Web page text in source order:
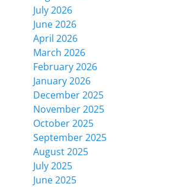
July 2026
June 2026
April 2026
March 2026
February 2026
January 2026
December 2025
November 2025
October 2025
September 2025
August 2025
July 2025
June 2025